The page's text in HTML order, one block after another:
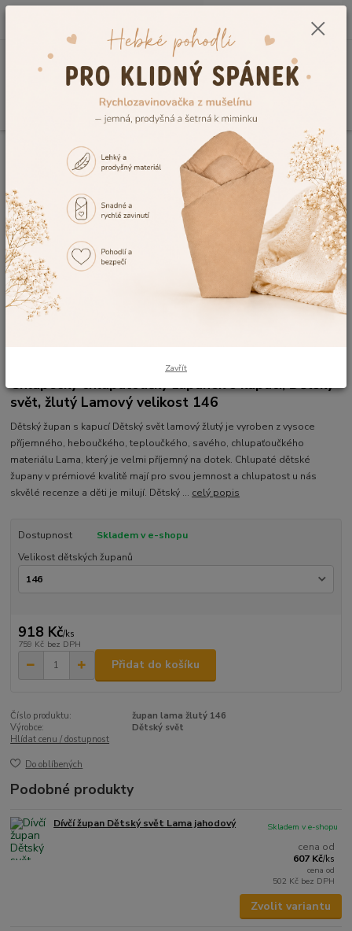
0,00 Kč
Kojenecké a dětské oblečení Dětské župany a ponča
Dětský
župan Dětský svět žlutý Lamový velikost 146
Dětský župan Dětský svět žlutý
Lamový velikost 146
Chlapecký chlupaťoučký župánek s kapucí, Dětský
svět, žlutý Lamový velikost 146
Dětský župan s kapucí Dětský svět lamový žlutý je vyroben z vysoce
příjemného, heboučkého, teploučkého, savého, chlupaťoučkého
materiálu Lama, který je velmi příjemný na dotek. Chlupaté dětské
župany v prémiové kvalitě mají pro svou jemnost a chlupatost u nás
skvělé recenze a děti je milují. Dětský ... celý popis
Dostupnost
Skladem v e-shopu
Velikost dětských županů
918 Kč/ks
759 Kč bez DPH
Přidat do košíku
Číslo produktu:
župan lama žlutý 146
Výrobce:
Dětský svět
Hlídat cenu / dostupnost
Do oblíbených
Podobné produkty
Dívčí župan Dětský svět Lama jahodový
cena od
607 Kč/ks
cena od
502 Kč bez DPH
Skladem v e-shopu
Zvolit variantu
Zavřít